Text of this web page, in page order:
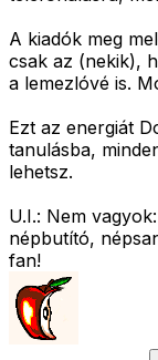
A kiadók meg
csak az (nekik),
a lemezlóvé is.
Ezt az energiát
tanulásba,
lehetsz.
U.I.: Nem
népbutító,
fan!